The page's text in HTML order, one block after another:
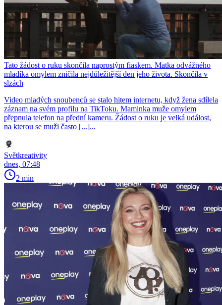
Tato žádost o ruku skončila naprostým fiaskem. Matka odvážného
mladíka omylem zničila nejdůležitější den jeho života. Skončila v
slzách
Video mladých snoubenců se stalo hitem internetu, když žena sdílela
záznam na svém profilu na TikToku. Maminka muže omylem
přepnula telefon na přední kameru. Žádost o ruku je velká událost,
na kterou se muži často [...]...
Světkreativity
dnes, 07:48
2 min